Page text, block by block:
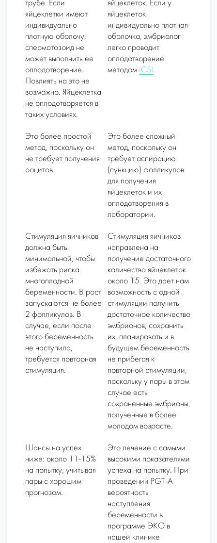
трубе. Если
яйцеклетки имеют
индивидуально
плотную оболочу,
сперматозоид не
может выполнить ее
оплодотворение.
Повлиять на это не
возможно. Яйцеклетка
не оплодотворяется в
таких условиях.
яйцеклеток. Если у
яйцеклеток
индивидуально плотная
оболочка, эмбриолог
легко проводит
оплодотворение
методом ICSI.
Это более простой
метод, поскольку он
не требует получения
ооцитов.
Это более сложный
метод, поскольку он
требует аспирацию
(пункцию) фолликулов
для получения
яйцеклеток и их
оплодотворения в
лаборатории.
Стимуляция яичников
должна быть
минимальной, чтобы
избежать риска
многоплодной
беременности. В рост
запускаются не более
2 фолликулов. В
случае, если после
этого беременность
не наступила,
требуется повторная
стимуляция.
Стимуляция яичников
направлена на
получение достаточного
количества яйцеклеток
около 15. Это дает нам
возможность с одной
стимуляции получить
достаточное количество
эмбрионов, сохранить
их, планировать и в
будущем беременность
не прибегая к
повторной стимуляции,
поскольку у пары в этом
случае есть
сохраненные эмбрионы,
полученные в более
молодом возрасте.
Шансы на успех
ниже: около 11-15%
на попытку, учитывая
пары с хорошим
прогнозом.
Это лечение с самыми
высокими показателями
успеха на попытку. При
проведении PGT-A
вероятность
наступления
беременности в
программе ЭКО в
нашей клинике